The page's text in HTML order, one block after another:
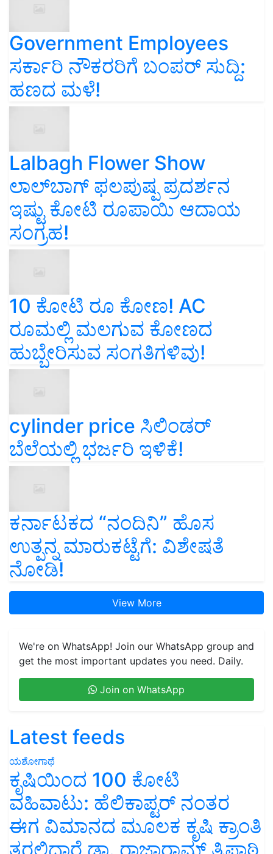
Government Employees
ಸರ್ಕಾರಿ ನೌಕರರಿಗೆ ಬಂಪರ್‌ ಸುದ್ದಿ:
ಹಣದ ಮಳೆ!
Lalbagh Flower Show
ಲಾಲ್‌ಬಾಗ್ ಫಲಪುಷ್ಪ ಪ್ರದರ್ಶನ
ಇಷ್ಟು ಕೋಟಿ ರೂಪಾಯಿ ಆದಾಯ
ಸಂಗ್ರಹ!
10 ಕೋಟಿ ರೂ ಕೋಣ! AC
ರೂಮಲ್ಲಿ ಮಲಗುವ ಕೋಣದ
ಹುಬ್ಬೇರಿಸುವ ಸಂಗತಿಗಳಿವು!
cylinder price ಸಿಲಿಂಡರ್‌
ಬೆಲೆಯಲ್ಲಿ ಭರ್ಜರಿ ಇಳಿಕೆ!
ಕರ್ನಾಟಕದ “ನಂದಿನಿ” ಹೊಸ
ಉತ್ಪನ್ನ ಮಾರುಕಟ್ಟೆಗೆ: ವಿಶೇಷತೆ
ನೋಡಿ!
View More
We're on WhatsApp! Join our WhatsApp group and
get the most important updates you need. Daily.
Join on WhatsApp
Latest feeds
ಯಶೋಗಾಥೆ
ಕೃಷಿಯಿಂದ 100 ಕೋಟಿ
ವಹಿವಾಟು: ಹೆಲಿಕಾಪ್ಟರ್ ನಂತರ
ಈಗ ವಿಮಾನದ ಮೂಲಕ ಕೃಷಿ ಕ್ರಾಂತಿ
ತರಲಿದ್ದಾರೆ ಡಾ. ರಾಜಾರಾಮ್ ತ್ರಿಪಾಠಿ